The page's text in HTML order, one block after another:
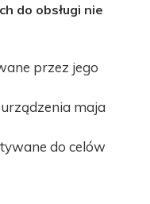
do obsługi nie
przez jego
maja
do celów